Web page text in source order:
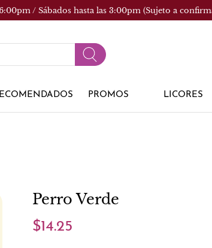
/ Sábados hasta las 3:00pm (Sujeto a
PROMOS LICORES
Perro Verde
$14.25